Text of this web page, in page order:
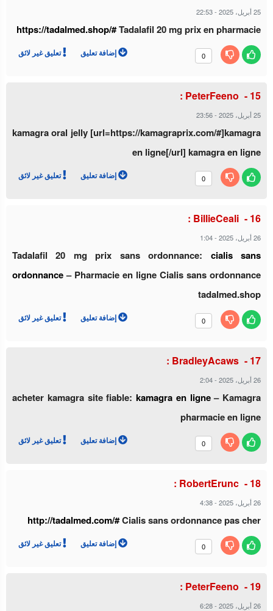
25 أبريل، 2025 -
22:53
https://tadalmed.shop/#Tadalafil 20 mg prix en pharmacie
0 إضافة تعليق تعليق غير لائق
PeterFeeno :
25 أبريل، 2025 -
23:56
kamagra oral jelly [url=https://kamagraprix.com/#]kamagra
en ligne[/url] kamagra en ligne
0 إضافة تعليق تعليق غير لائق
BillieCeali :
26 أبريل، 2025 -
1:04
Tadalafil 20 mg prix sans ordonnance: cialis sans
ordonnance– Pharmacie en ligne Cialis sans ordonnance
tadalmed.shop
0 إضافة تعليق تعليق غير لائق
BradleyAcaws :
26 أبريل، 2025 -
2:04
acheter kamagra site fiable: kamagra en ligne– Kamagra
pharmacie en ligne
0 إضافة تعليق تعليق غير لائق
RobertErunc :
26 أبريل، 2025 -
4:38
http://tadalmed.com/#Cialis sans ordonnance pas cher
0 إضافة تعليق تعليق غير لائق
PeterFeeno :
26 أبريل، 2025 -
6:28